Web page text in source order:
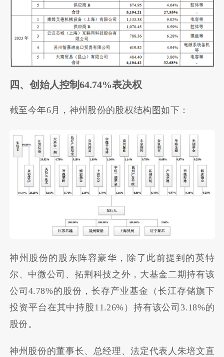
四、创始人控制64.74%表决权
截至今年6月，神州股份的股权结构图如下：
神州股份的股东阵容豪华，除了此前提到的英特
尔、中微公司、拓荆科技之外，大基金二期持有该
公司4.78%的股份，长存产业基金（长江存储旗下
投资平台在其中持股11.26%）持有该公司3.18%的
股份。
神州股份的董事长、总经理、法定代表人朱培文直